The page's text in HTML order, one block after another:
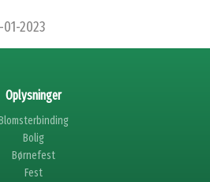
2023
Oplysninger
Bolig
Børnefest
Fest